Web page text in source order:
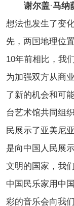
谢尔盖·马纳
想法也发生了变
先，两国地理位
10年前相比，我
为加强双方从商
了新的机会和可
台艺术馆共同组
民展示了亚美尼
是向中国人民展
文明的国家，我
中国民乐家用中
彩的音乐会向我